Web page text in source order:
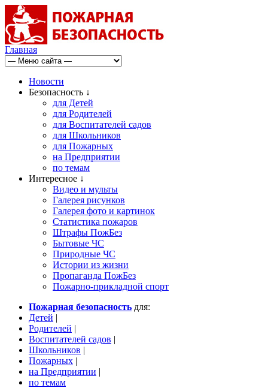
Главная
Новости
Безопасность ↓
для Детей
для Родителей
для Воспитателей садов
для Школьников
для Пожарных
на Предприятии
по темам
Интересное ↓
Видео и мульты
Галерея рисунков
Галерея фото и картинок
Статистика пожаров
Штрафы ПожБез
Бытовые ЧС
Природные ЧС
Истории из жизни
Пропаганда ПожБез
Пожарно-прикладной спорт
Пожарная безопасность для:
Детей |
Родителей |
Воспитателей садов |
Школьников |
Пожарных |
на Предприятии |
по темам